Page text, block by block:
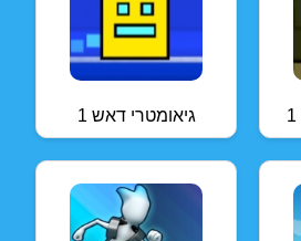
גיאומטרי דאש 1